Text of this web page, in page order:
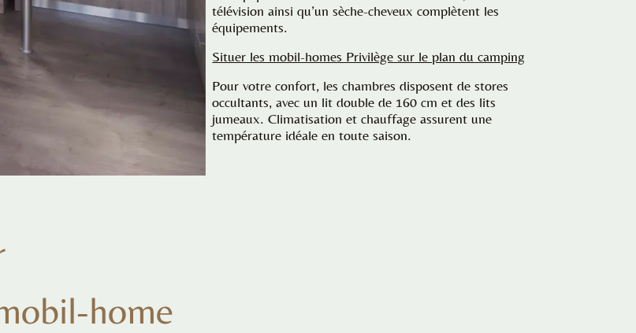
télévision ainsi qu’un sèche-cheveux complètent les
équipements.
Situer les mobil-homes Privilège sur le plan du camping
Pour votre confort, les chambres disposent de stores
occultants, avec un lit double de 160 cm et des lits
jumeaux. Climatisation et chauffage assurent une
température idéale en toute saison.
home